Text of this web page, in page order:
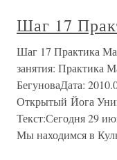
Шаг 17
Шаг 17 Практика
занятия: Практика
БегуноваДата:
Открытый Йога
Текст:Сегодня 29
Мы находимся в